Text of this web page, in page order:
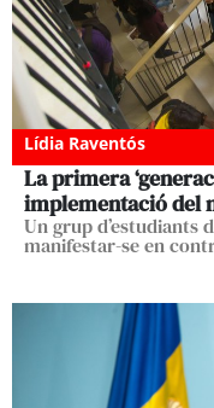
Lídia Raventós
La primera
implementació del
Un grup d’estudiants
manifestar-se en